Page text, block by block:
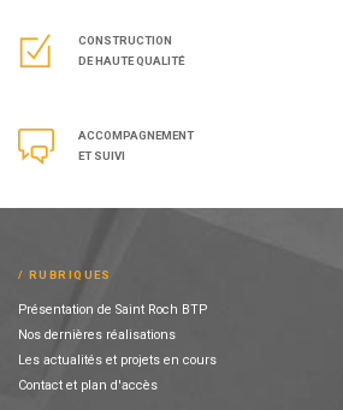
CONSTRUCTION
DE HAUTE QUALITÉ
ACCOMPAGNEMENT
ET SUIVI
RUBRIQUES
Présentation de Saint Roch BTP
Nos dernières réalisations
Les actualités et projets en cours
Contact et plan d'accès